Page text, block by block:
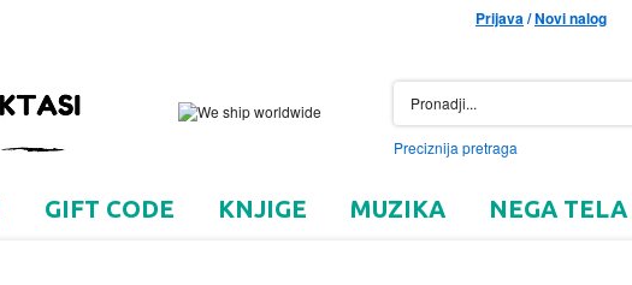
Prijava/Novi nalog
Preciznija pretraga
GIFT CODE KNJIGE MUZIKA NEGA TELA